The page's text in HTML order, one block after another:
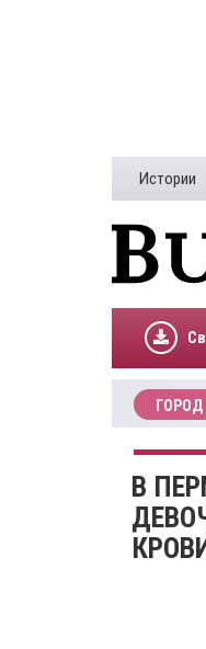
Истории
ГОРОД
В